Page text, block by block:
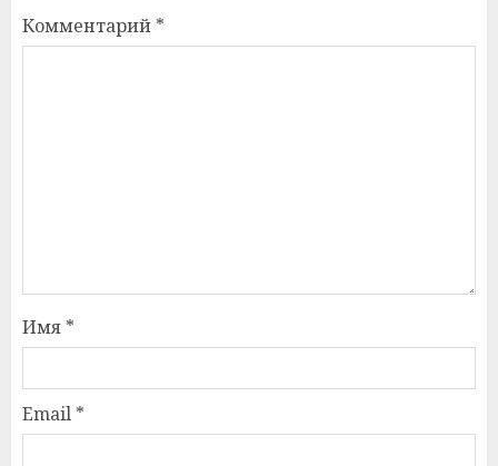
Комментарий *
Имя *
Email *